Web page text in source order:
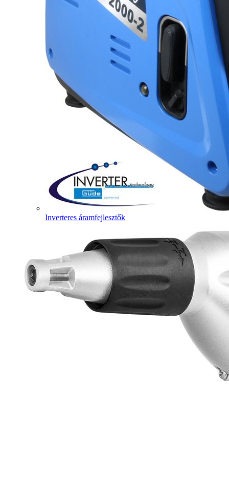
Inverteres áramfejlesztők